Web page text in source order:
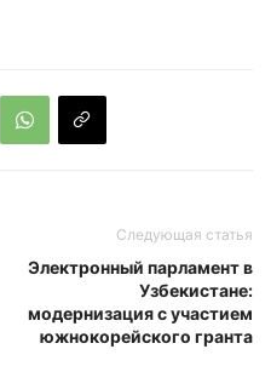
Следующая статья
Электронный парламент в
Узбекистане:
модернизация с участием
южнокорейского гранта